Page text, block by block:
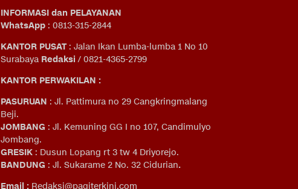
INFORMASI dan PELAYANAN
WhatsApp : 0813-315-2844
KANTOR PUSAT: Jalan Ikan Lumba-lumba 1 No 10
Surabaya Redaksi / 0821-4365-2799
KANTOR PERWAKILAN :
PASURUAN : Jl. Pattimura no 29 Cangkringmalang
Beji.
JOMBANG : Jl. Kemuning GG I no 107, Candimulyo
Jombang.
GRESIK : Dusun Lopang rt 3 tw 4 Driyorejo.
BANDUNG : Jl. Sukarame 2 No. 32 Cidurian.
Email : Redaksi@pagiterkini.com